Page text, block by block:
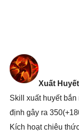
Xuất Huyết
Skill xuất huyết
định gây ra
Kích hoạt chiêu